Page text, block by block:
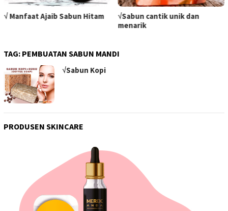
√ Manfaat Ajaib Sabun Hitam
√Sabun cantik unik dan
menarik
TAG: PEMBUATAN SABUN MANDI
√Sabun Kopi
PRODUSEN SKINCARE